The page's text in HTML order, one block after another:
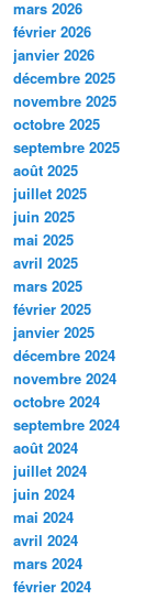
mars 2026
février 2026
janvier 2026
décembre 2025
novembre 2025
octobre 2025
septembre 2025
août 2025
juillet 2025
juin 2025
mai 2025
avril 2025
mars 2025
février 2025
janvier 2025
décembre 2024
novembre 2024
octobre 2024
septembre 2024
août 2024
juillet 2024
juin 2024
mai 2024
avril 2024
mars 2024
février 2024